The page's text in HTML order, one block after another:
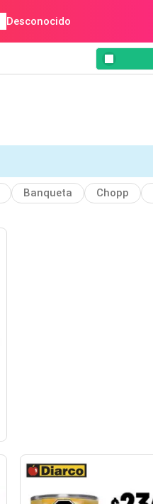
Desconocido
Banqueta Chopp